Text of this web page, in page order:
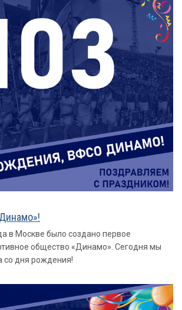
в Москве было создано первое
общество «Динамо». Сегодня мы
со дня рождения!